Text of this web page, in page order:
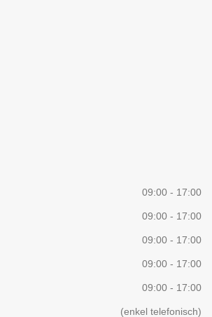
09:00 - 17:00
09:00 - 17:00
09:00 - 17:00
09:00 - 17:00
09:00 - 17:00
(enkel telefonisch)